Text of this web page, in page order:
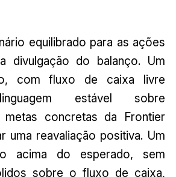
equilibrado para as ações
divulgação do balanço. Um
com fluxo de caixa livre
estável sobre
metas concretas da Frontier
uma reavaliação positiva. Um
acima do esperado, sem
sobre o fluxo de caixa,